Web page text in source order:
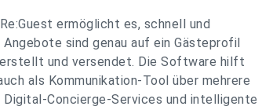
ermöglicht es, schnell und
sind genau auf ein Gästeprofil
und versendet. Die Software hilft
als Kommunikation-Tool über mehrere
Digital-Concierge-Services und intelligente